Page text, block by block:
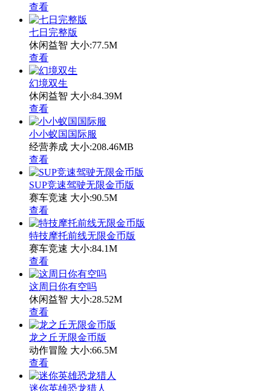
查看
七日完整版
休闲益智 大小:77.5M
查看
幻境双生
休闲益智 大小:84.39M
查看
小小蚁国国际服
经营养成 大小:208.46MB
查看
SUP竞速驾驶无限金币版
赛车竞速 大小:90.5M
查看
特技摩托前线无限金币版
赛车竞速 大小:84.1M
查看
这周日你有空吗
休闲益智 大小:28.52M
查看
龙之丘无限金币版
动作冒险 大小:66.5M
查看
迷你英雄恐龙猎人